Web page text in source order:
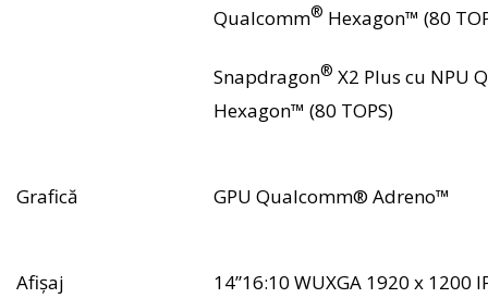
Qualcomm® Hexagon™ (80
Snapdragon® X2 Plus cu NPU
Hexagon™ (80 TOPS)
Grafică GPU Qualcomm® Adreno™
Afișaj
14”16:10 WUXGA 1920 x 1200